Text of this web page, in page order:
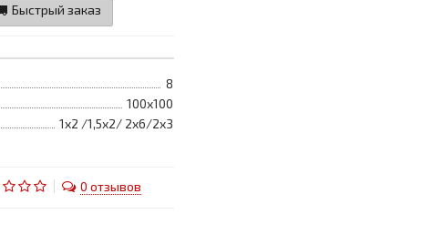
Быстрый заказ
8
100х100
1х2 /1,5х2/ 2х6/2х3
0 отзывов